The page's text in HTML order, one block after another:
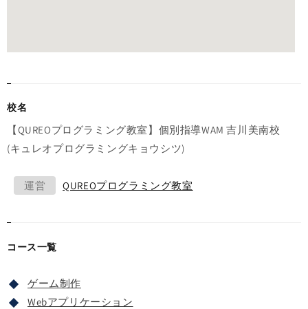
校名
【QUREOプログラミング教室】個別指導WAM 吉川美南校
(キュレオプログラミングキョウシツ)
運営 QUREOプログラミング教室
コース一覧
ゲーム制作
Webアプリケーション